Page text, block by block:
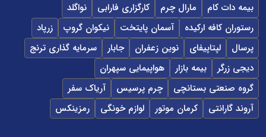
بیمه دات کام مارال چرم کارگزاری فارابی
نواگلد
رستوران کافه ارکیده
آسمان پایتخت نیکوان گروپ
زرپاد
پرسال
لپتاپیفای نوین زعفران جابار
سرمایه گذاری ترنج
دیجی زرگر
بیمه بازار
هواپیمایی سپهران
گروه صنعتی بستانچی
چرم پرسیس
آریاک سفر
آروند گارانتی
کرمان موتور لوازم خونگی رمزینکس